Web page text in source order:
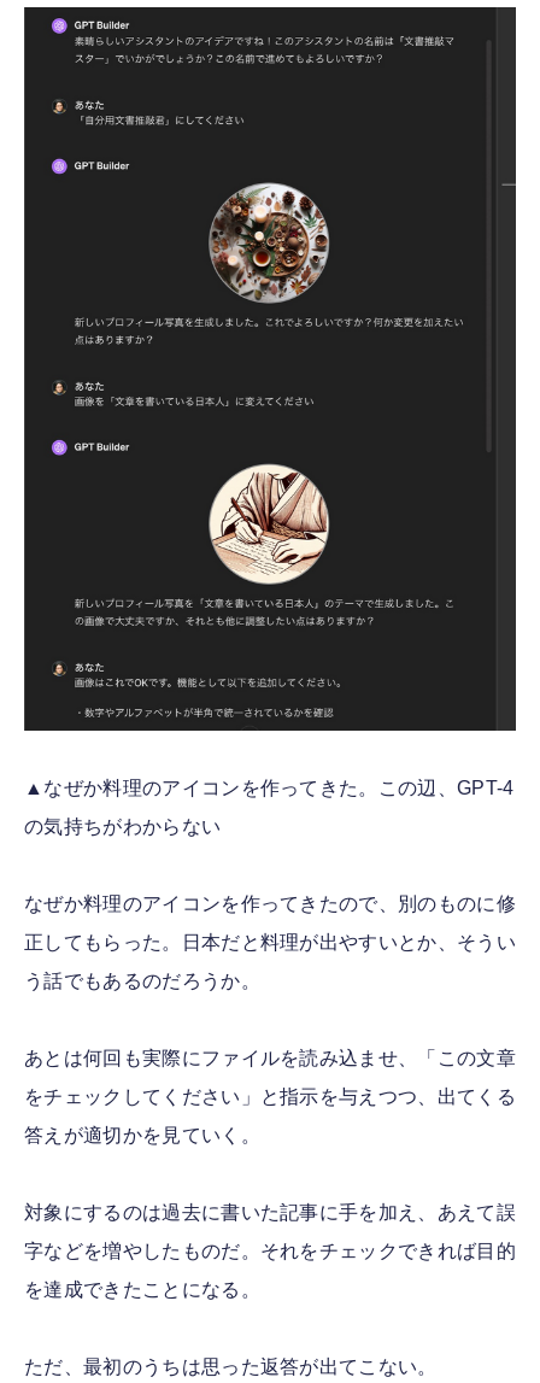
▲なぜか料理のアイコンを作ってきた。この辺、GPT-4
の気持ちがわからない
なぜか料理のアイコンを作ってきたので、別のものに修
正してもらった。日本だと料理が出やすいとか、そうい
う話でもあるのだろうか。
あとは何回も実際にファイルを読み込ませ、「この文章
をチェックしてください」と指示を与えつつ、出てくる
答えが適切かを見ていく。
対象にするのは過去に書いた記事に手を加え、あえて誤
字などを増やしたものだ。それをチェックできれば目的
を達成できたことになる。
ただ、最初のうちは思った返答が出てこない。